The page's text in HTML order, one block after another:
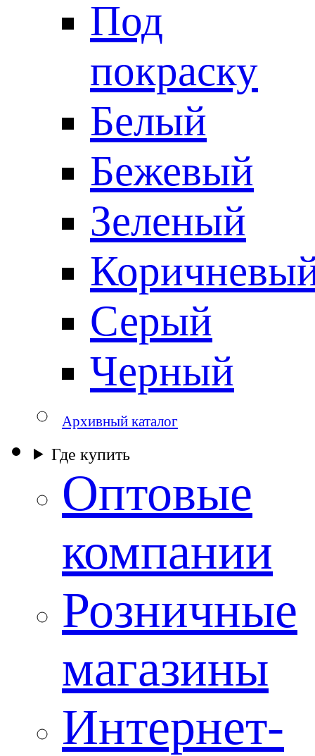
Под
покраску
Белый
Бежевый
Зеленый
Серый
Черный
Архивный каталог
Где купить
Оптовые
компании
Розничные
магазины
Интернет-